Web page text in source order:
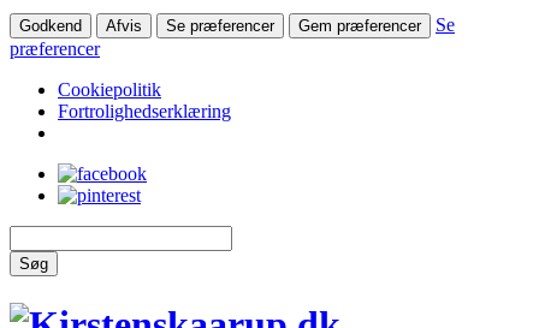
Godkend Afvis Se præferencer Gem præferencer
Se
præferencer
Cookiepolitik
Fortrolighedserklæring
Søg